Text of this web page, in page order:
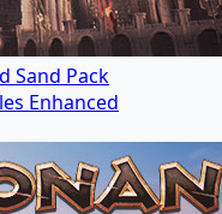
Sand Pack
Enhanced